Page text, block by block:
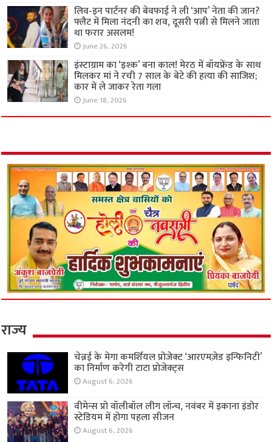
लिव-इन पार्टनर की बेवफाई ने ली ‘आप’ नेता की जान?
फ्लैट में मिला नंदनी का शव, दूसरी पत्नी से मिलने जाता
था फरार असलम!
June 26, 2026
इंस्टाग्राम का ‘इश्क’ बना काल! मेरठ में बॉयफ्रेंड के साथ
मिलकर मां ने रची 7 साल के बेटे की हत्या की साजिश;
कार में ले जाकर रेता गला
June 18, 2026
राज्य
चेन्नई के मेगा कमर्शियल प्रोजेक्ट ‘आरएमज़ेड इन्फिनिटी’
का निर्माण करेगी टाटा प्रोजेक्ट्स
August 6, 2026
वीमेन्स प्रो वॉलीबॉल लीग लॉन्च, नवंबर में इकाना इंडोर
स्टेडियम में होगा पहला सीजन
August 6, 2026